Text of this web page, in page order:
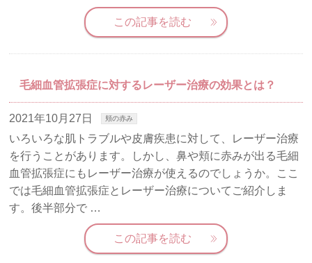
この記事を読む
毛細血管拡張症に対するレーザー治療の効果とは？
2021年10月27日 頬の赤み
いろいろな肌トラブルや皮膚疾患に対して、レーザー治療
を行うことがあります。しかし、鼻や頬に赤みが出る毛細
血管拡張症にもレーザー治療が使えるのでしょうか。ここ
では毛細血管拡張症とレーザー治療についてご紹介しま
す。後半部分で …
この記事を読む